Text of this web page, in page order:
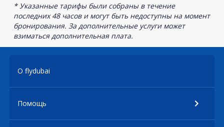
* Указанные тарифы были собраны в течение
последних 48 часов и могут быть недоступны на момент
бронирования. За дополнительные услуги может
взиматься дополнительная плата.
О flydubai
Помощь